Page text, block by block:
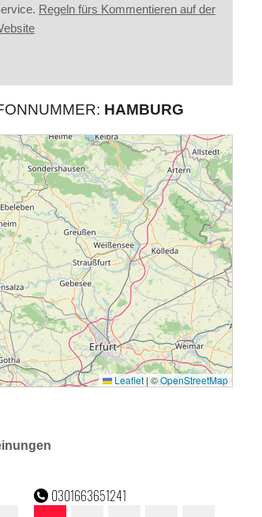
Regeln fürs Kommentieren auf der
HAMBURG